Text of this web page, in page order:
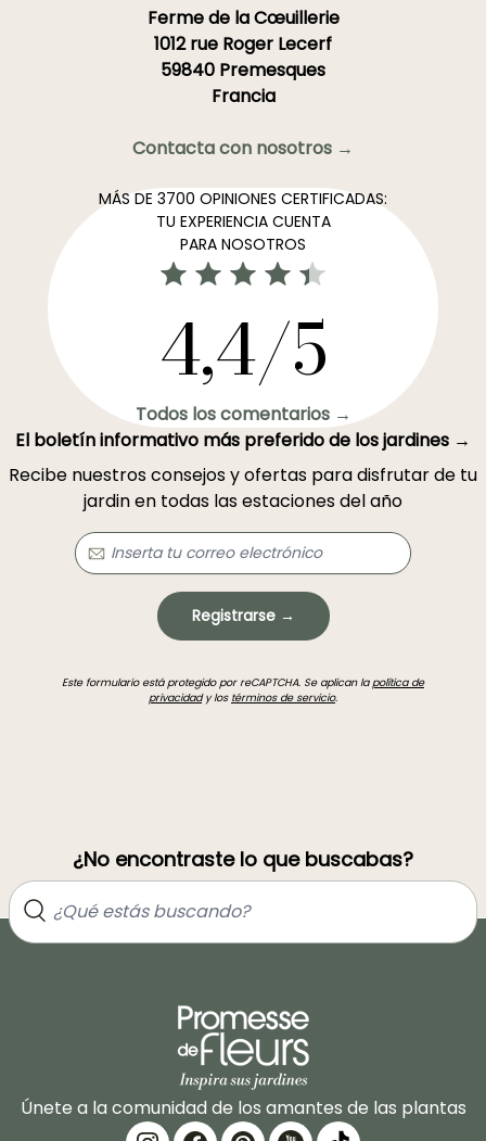
Ferme de la Cœuillerie
1012 rue Roger Lecerf
59840 Premesques
Francia
Contacta con nosotros →
MÁS DE 3700 OPINIONES CERTIFICADAS:
TU EXPERIENCIA CUENTA
PARA NOSOTROS
4,4/5
Todos los comentarios →
El boletín informativo más preferido de los jardines →
Recibe nuestros consejos y ofertas para disfrutar de tu
jardin en todas las estaciones del año
Registrarse →
Este formulario está protegido por reCAPTCHA. Se aplican lapolítica de
privacidady los términos de servicio.
¿No encontraste lo que buscabas?
Únete a la comunidad de los amantes de las plantas